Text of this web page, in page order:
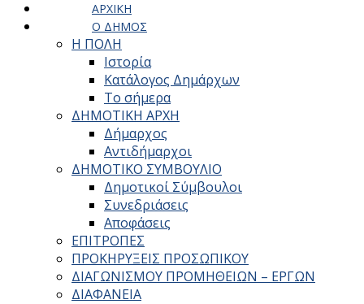
ΑΡΧΙΚΗ
Ο ΔΗΜΟΣ
Η ΠΟΛΗ
Ιστορία
Κατάλογος Δημάρχων
Το σήμερα
ΔΗΜΟΤΙΚΗ ΑΡΧΗ
Δήμαρχος
Αντιδήμαρχοι
ΔΗΜΟΤΙΚΟ ΣΥΜΒΟΥΛΙΟ
Δημοτικοί Σύμβουλοι
Συνεδριάσεις
Αποφάσεις
ΕΠΙΤΡΟΠΕΣ
ΠΡΟΚΗΡΥΞΕΙΣ ΠΡΟΣΩΠΙΚΟΥ
ΔΙΑΓΩΝΙΣΜΟΥ ΠΡΟΜΗΘΕΙΩΝ – ΕΡΓΩΝ
ΔΙΑΦΑΝΕΙΑ